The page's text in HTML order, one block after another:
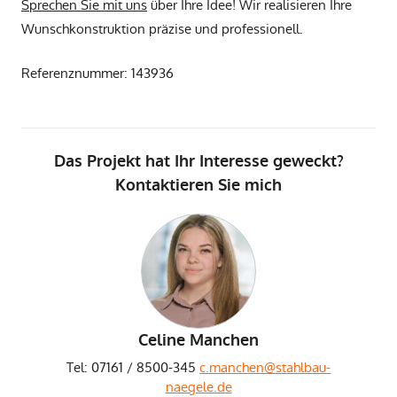
Sprechen Sie mit unsüber Ihre Idee! Wir realisieren Ihre
Wunschkonstruktion präzise und professionell.
Referenznummer: 143936
Das Projekt hat Ihr Interesse geweckt?
Kontaktieren Sie mich
Celine Manchen
Tel: 07161 / 8500-345 c.manchen@stahlbau-
naegele.de